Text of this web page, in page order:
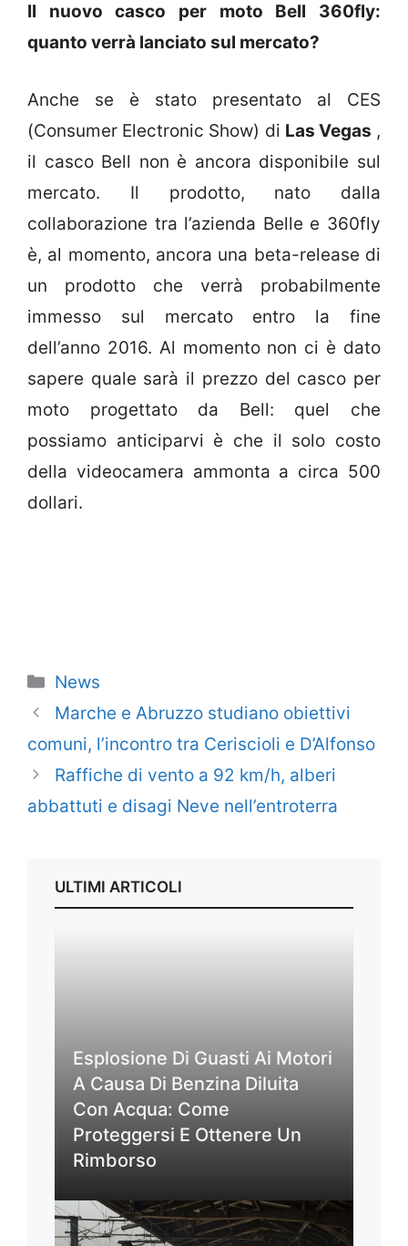
Il nuovo casco per moto Bell 360fly:
quanto verrà lanciato sul mercato?
Anche se è stato presentato al CES
(Consumer Electronic Show) di Las Vegas ,
il casco Bell non è ancora disponibile sul
mercato. Il prodotto, nato dalla
collaborazione tra l’azienda Belle e 360fly
è, al momento, ancora una beta-release di
un prodotto che verrà probabilmente
immesso sul mercato entro la fine
dell’anno 2016. Al momento non ci è dato
sapere quale sarà il prezzo del casco per
moto progettato da Bell: quel che
possiamo anticiparvi è che il solo costo
della videocamera ammonta a circa 500
dollari.
Categorie
News
Marche e Abruzzo studiano obiettivi
comuni, l’incontro tra Ceriscioli e D’Alfonso
Raffiche di vento a 92 km/h, alberi
abbattuti e disagi Neve nell’entroterra
ULTIMI ARTICOLI
Esplosione Di Guasti Ai Motori
A Causa Di Benzina Diluita
Con Acqua: Come
Proteggersi E Ottenere Un
Rimborso